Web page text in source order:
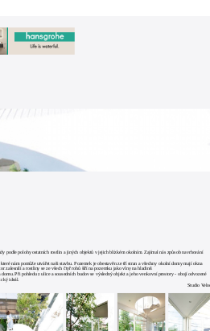
podle polohy ostatních rostlin a jiných objektů v jejich blízkém okolním. Zajímal nás způsob navrhování
nám pomůže utvářet naši stavbu. Pozemek je obestavěn ze tří stran a všechny okolní domy mají okna
zalesnili a rostliny se ze všech čtyř rohů šíří na pozemku jako vlny na hladině.
Při pohledu z ulice a sousedních budov se výsledný objekt a jeho venkovní prostory - obojí odvozené
ideál.
Studio